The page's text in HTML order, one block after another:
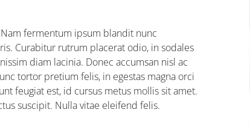
fermentum ipsum blandit nunc
Curabitur rutrum placerat odio, in sodales
diam lacinia. Donec accumsan nisl ac
tortor pretium felis, in egestas magna orci
feugiat est, id cursus metus mollis sit amet.
suscipit. Nulla vitae eleifend felis.